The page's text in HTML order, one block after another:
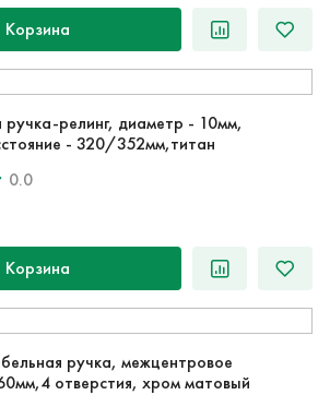
Корзина
релинг, диаметр - 10мм,
- 320/352мм,титан
0.0
Корзина
ручка, межцентровое
отверстия, хром матовый